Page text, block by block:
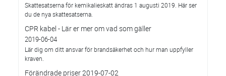
Skattesatserna för kemikalieskatt ändras 1 augusti 2019. Här ser
du de nya skattesatserna.
CPR kabel - Lär er mer om vad som gäller
2019-06-04
Lär dig om ditt ansvar för brandsäkerhet och hur man uppfyller
kraven.
Förändrade priser 2019-07-02